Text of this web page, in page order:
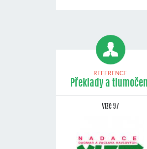
REFERENCE
Překlady a tlumočení
Vize 97